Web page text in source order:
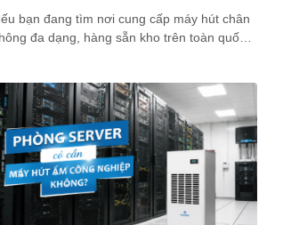
bạn đang tìm nơi cung cấp máy hút chân
đa dạng, hàng sẵn kho trên toàn quốc,